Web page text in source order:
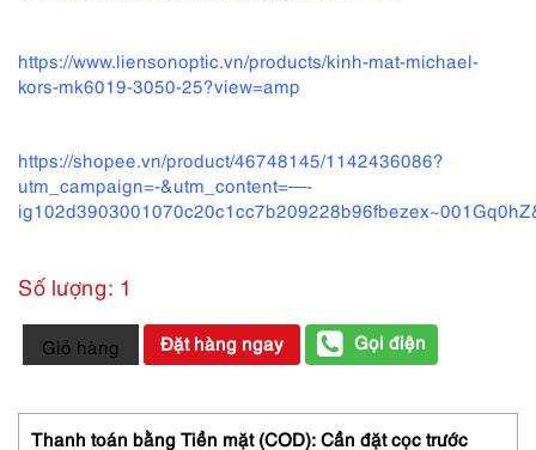
https://www.liensonoptic.vn/products/kinh-mat-michael-
kors-mk6019-3050-25?view=amp
https://shopee.vn/product/46748145/1142436086?
utm_campaign=-&utm_content=—-
Số lượng: 1
5880-
Kính
nữ/nam-
Đã
Giỏ hàng Đặt hàng ngay Gọi điện
Thanh toán bằng Tiền mặt (COD): Cần đặt cọc trước